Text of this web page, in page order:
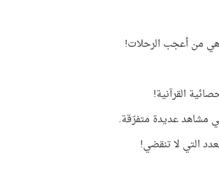
من أعجب الرحلات!
القرآنية!
التي لا تنقضي!